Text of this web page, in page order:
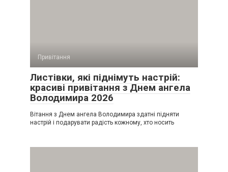
Привітання
Листівки, які піднімуть настрій:
красиві привітання з Днем ангела
Володимира 2026
Вітання з Днем ангела Володимира здатні підняти
настрій і подарувати радість кожному, хто носить